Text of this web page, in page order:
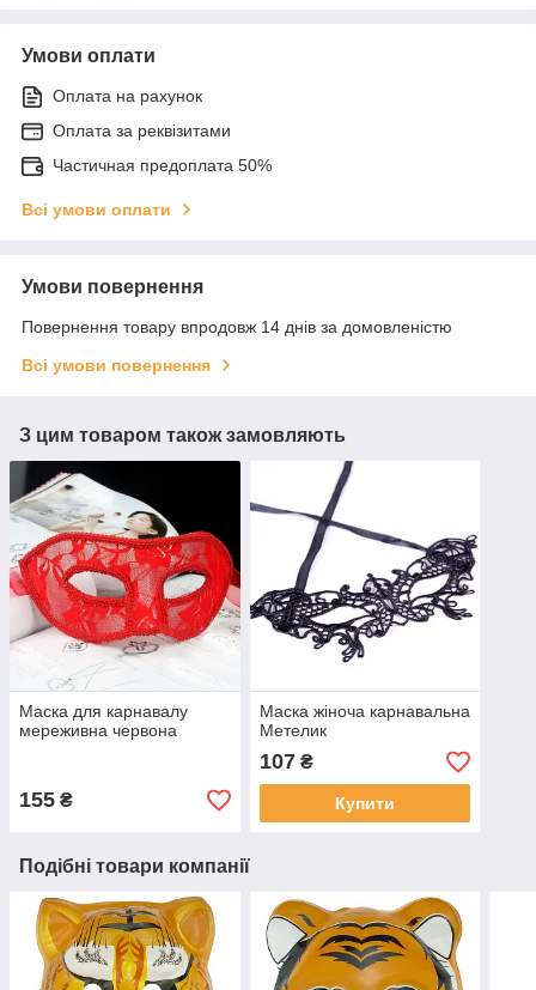
Умови оплати
Оплата на рахунок
Оплата за реквізитами
Частичная предоплата 50%
Всі умови оплати
Умови повернення
Повернення товару впродовж 14 днів за домовленістю
Всі умови повернення
З цим товаром також замовляють
Маска для карнавалу
мереживна червона
155 ₴
Маска жіноча карнавальна
Метелик
107₴
Купити
Подібні товари компанії